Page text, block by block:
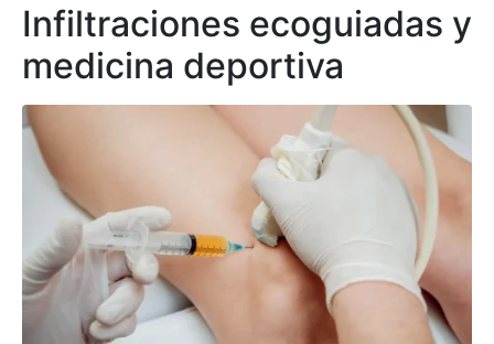
Infiltraciones ecoguiadas y
medicina deportiva